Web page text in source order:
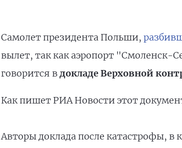
Самолет президента Польши,
вылет, так как аэропорт "Смоленск-
говорится вдокладе Верховной
Как пишет РИА Новости этот
Авторы доклада после катастрофы, в